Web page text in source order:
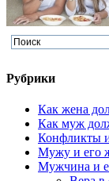
Рубрики
Как жена
Как муж
Конфликты
Мужу и его
Мужчина и